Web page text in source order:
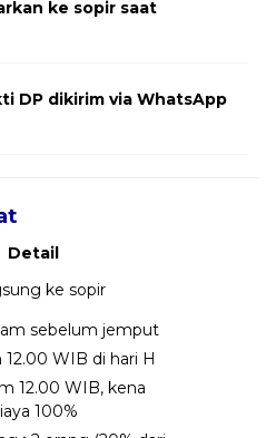
ke sopir saat
DP dikirim via WhatsApp
Detail
ke sopir
sebelum jemput
12.00 WIB di hari H
12.00 WIB, kena
100%